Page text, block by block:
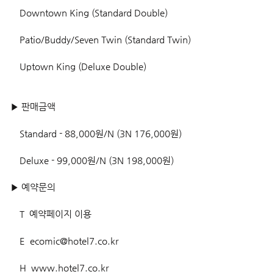
Downtown King (Standard Double)
Patio/Buddy/Seven Twin (Standard Twin)
Uptown King (Deluxe Double)
▶ 판매금액
Standard - 88,000원/N (3N 176,000원)
Deluxe - 99,000원/N (3N 198,000원)
▶ 예약문의
T  예약페이지 이용
E  ecomic@hotel7.co.kr
H  www.hotel7.co.kr